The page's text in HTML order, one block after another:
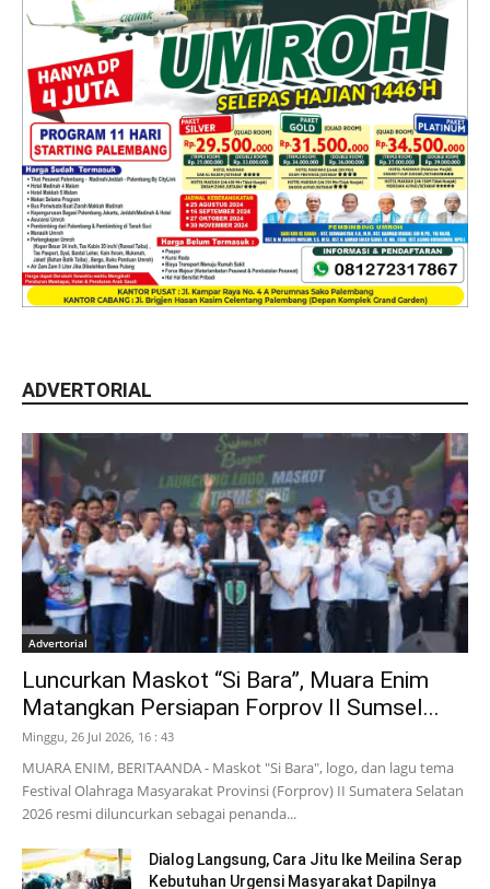
ADVERTORIAL
Advertorial
Luncurkan Maskot “Si Bara”, Muara Enim
Matangkan Persiapan Forprov II Sumsel...
Minggu, 26 Jul 2026, 16 : 43
MUARA ENIM, BERITAANDA - Maskot "Si Bara", logo, dan lagu tema
Festival Olahraga Masyarakat Provinsi (Forprov) II Sumatera Selatan
2026 resmi diluncurkan sebagai penanda...
Dialog Langsung, Cara Jitu Ike Meilina Serap
Kebutuhan Urgensi Masyarakat Dapilnya